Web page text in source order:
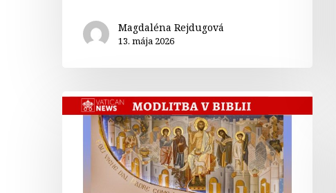
Magdaléna Rejdugová
13. mája 2026
Chválospev
celého
stvorenstva